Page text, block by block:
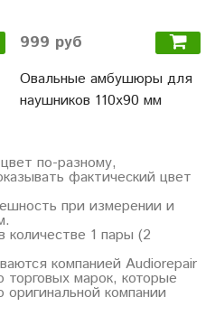
999 руб
Овальные амбушюры для
наушников 110x90 мм
по-разному,
фактический цвет
при измерении и
1 пары (2
компанией Audiorepair
марок, которые
компании